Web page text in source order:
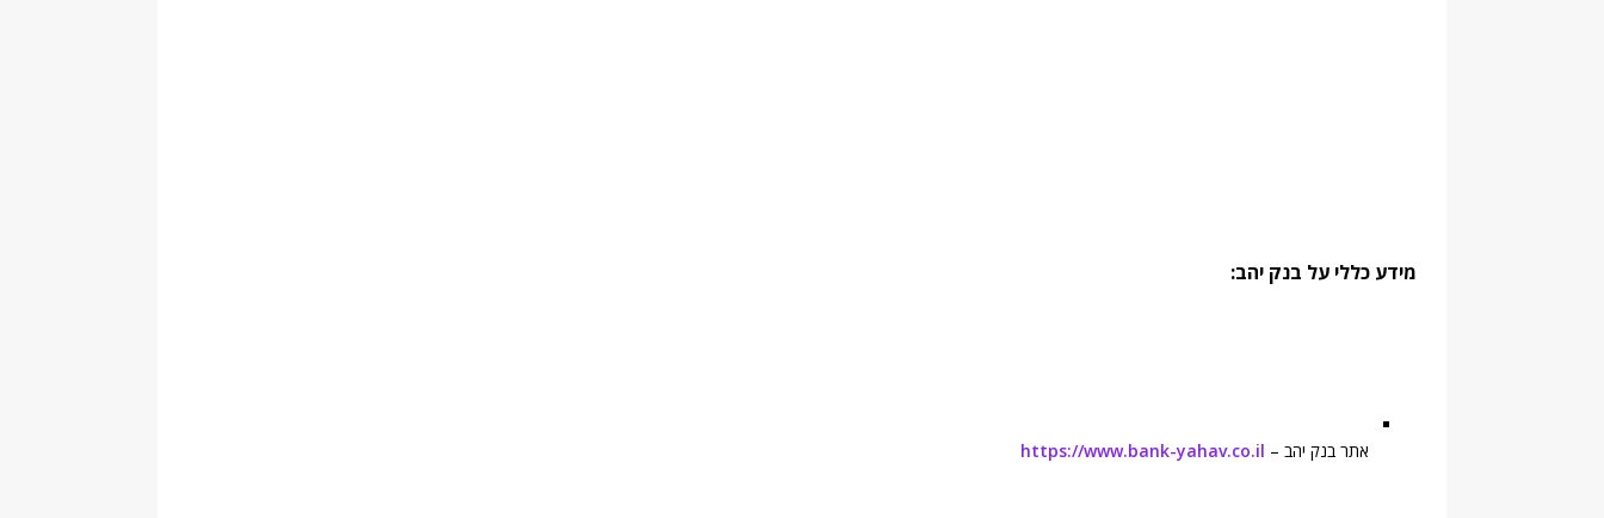
מידע כללי על בנק יהב:
אתר בנק יהב – https://www.bank-yahav.co.il